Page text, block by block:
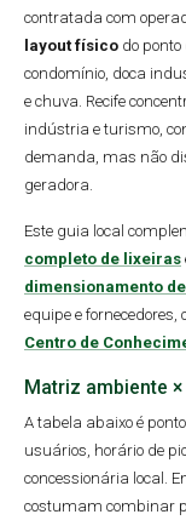
contratada com
layout físico do
condomínio, doca
e chuva. Recife
indústria e turismo,
demanda, mas não
geradora.
Este guia local
completo de lixeiras
dimensionamento
equipe e
Centro de
Matriz ambiente
A tabela abaixo é
usuários, horário de
concessionária local.
costumam combinar